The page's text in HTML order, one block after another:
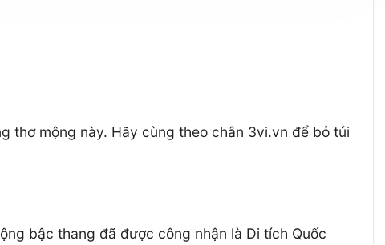
thơ mộng này. Hãy cùng theo chân 3vi.vn để bỏ túi
bậc thang đã được công nhận là Di tích Quốc